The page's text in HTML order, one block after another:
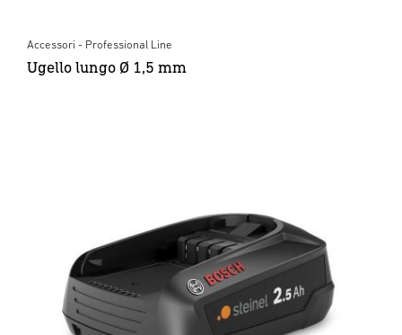
Accessori - Professional Line
Ugello lungo Ø 1,5 mm